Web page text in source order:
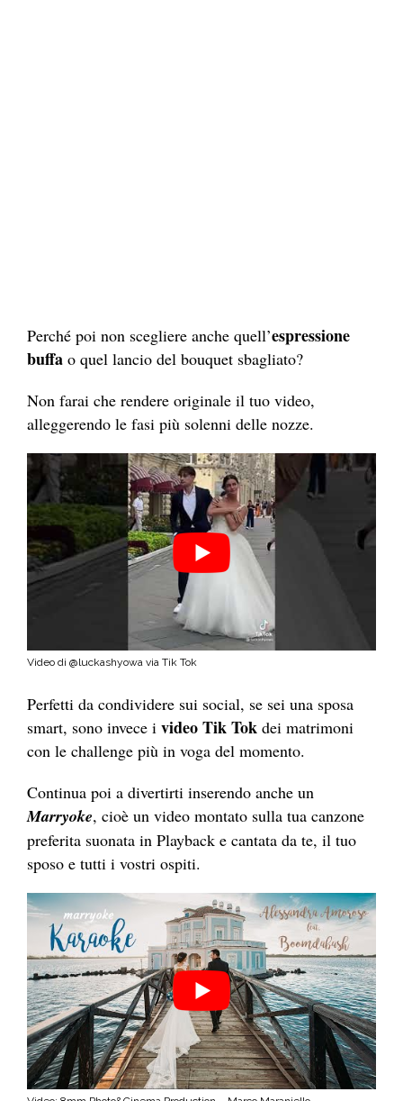
Perché poi non scegliere anche quell’espressione
buffa o quel lancio del bouquet sbagliato?
Non farai che rendere originale il tuo video,
alleggerendo le fasi più solenni delle nozze.
Video di @luckashyowa via Tik Tok
Perfetti da condividere sui social, se sei una sposa
smart, sono invece i video Tik Tok dei matrimoni
con le challenge più in voga del momento.
Continua poi a divertirti inserendo anche un
Marryoke, cioè un video montato sulla tua canzone
preferita suonata in Playback e cantata da te, il tuo
sposo e tutti i vostri ospiti.